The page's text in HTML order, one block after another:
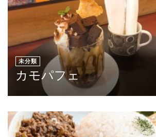
未分類
カモパフェ